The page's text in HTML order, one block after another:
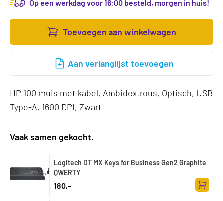
Op een werkdag voor 16:00 besteld, morgen in huis!
Toevoegen aan winkelwagen
Aan verlanglijst toevoegen
HP 100 muis met kabel, Ambidextrous, Optisch, USB
Type-A, 1600 DPI, Zwart
Vaak samen gekocht.
Logitech DT MX Keys for Business Gen2 Graphite
QWERTY
180,-